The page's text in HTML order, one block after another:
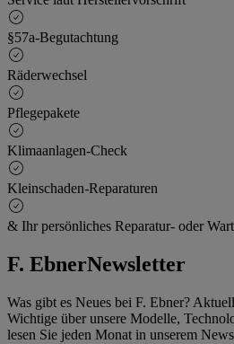
§57a-Begutachtung
Räderwechsel
Pflegepakete
Klimaanlagen-Check
Kleinschaden-Reparaturen
& Ihr persönliches Reparatur- oder
F. EbnerNewsletter
Was gibt es Neues bei F. Ebner?
Wichtige über unsere Modelle,
lesen Sie jeden Monat in unserem